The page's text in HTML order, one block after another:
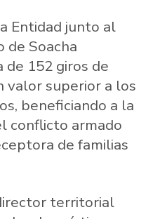
Entidad junto al
de Soacha
152 giros de
valor superior a los
beneficiando a la
conflicto armado
de familias
territorial